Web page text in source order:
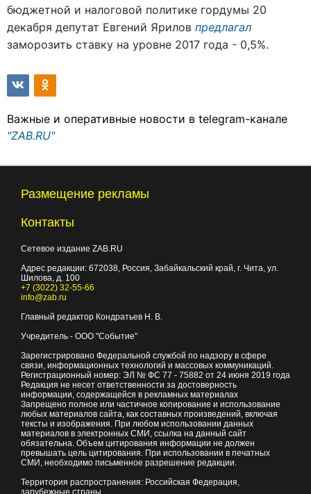
бюджетной и налоговой политике гордумы 20
декабря депутат Евгений Ярилов предлагал
заморозить ставку на уровне 2017 года - 0,5%.
Важные и оперативные новости в telegram-канале
"ZAB.RU"
Размещение рекламы
Контакты
Сетевое издание ZAB.RU
Адрес редакции: 672038, Россия, Забайкальский край, г. Чита, ул.
Шилова, д. 100
+7 (3022) 32-55-66
info@zab.ru
Главный редактор Кондратьев Н. В.
Учредитель - ООО "Событие"
Зарегистрировано Федеральной службой по надзору в сфере
связи, информационных технологий и массовых коммуникаций.
Регистрационный номер: ЭЛ № ФС 77 - 75882 от 24 июня 2019 года
Редакция не несет ответственности за достоверность
информации, содержащейся в рекламных материалах
Запрещено полное или частичное копирование и использование
любых материалов сайта, как составных произведений, включая
тексты и изображения. При любом использовании данных
материалов в электронных СМИ, ссылка на данный сайт
обязательна. Объем цитирования информации не должен
превышать цель цитирования. При использовании в печатных
СМИ, необходимо письменное разрешение редакции.
Территория распространения: Российская Федерация,
зарубежные страны